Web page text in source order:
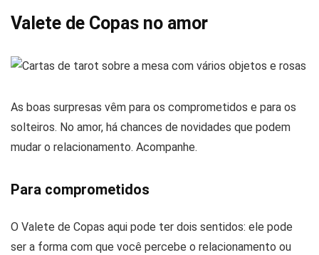
Valete de Copas no amor
As boas surpresas vêm para os comprometidos e para os
solteiros. No amor, há chances de novidades que podem
mudar o relacionamento. Acompanhe.
Para comprometidos
O Valete de Copas aqui pode ter dois sentidos: ele pode
ser a forma com que você percebe o relacionamento ou